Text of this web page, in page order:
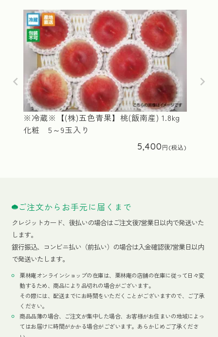
※冷蔵※【(株)五色青果】桃(飯南産) 1.8kg
化粧 5～9玉入り
5,400
ご注文からお手元に届くまで
クレジットカード、 後払いの場合はご注文後7営業日以内で発送いた
します。
銀行振込、コンビニ払い（前払い）の場合は入金確認後7営業日以内
で発送いたします。
栗林庵オンラインショップの在庫は、栗林庵の店舗の在庫に従って日々変
動するため、商品により品切れの場合がございます。
その際には、配送までにお時間をいただくことがございますので、ご了承
ください。
商品品薄の場合、ご注文が集中した場合、お客様がお住まいの地域によっ
てはお届けに時間がかかる場合がございます。あらかじめご了承くださ